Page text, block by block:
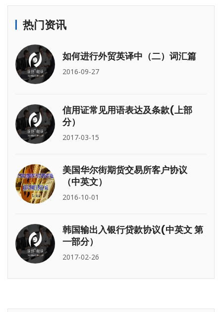
热门资讯
如何进行外贸英译中（二）词汇篇
2016-09-27
信用证常见用语表达及条款(上部
分）
2017-03-15
美国华尔街期货交易所客户协议
（中英文）
2016-10-01
韩国输出入银行贷款协议(中英文 第
一部分）
2017-02-26